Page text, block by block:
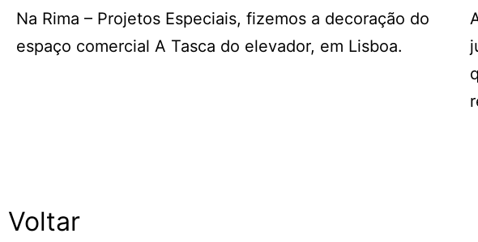
Na Rima – Projetos Especiais, fizemos a decoração do
espaço comercial A Tasca do elevador, em Lisboa.
Voltar